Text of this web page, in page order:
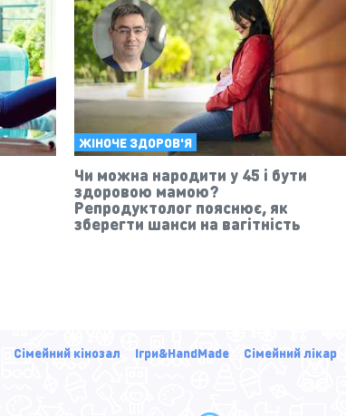
ЖІНОЧЕ ЗДОРОВ'Я
Чи можна народити у 45 і бути
здоровою мамою?
Репродуктолог пояснює, як
зберегти шанси на вагітність
Сімейний кінозал Ігри&HandMade Сімейний лікар